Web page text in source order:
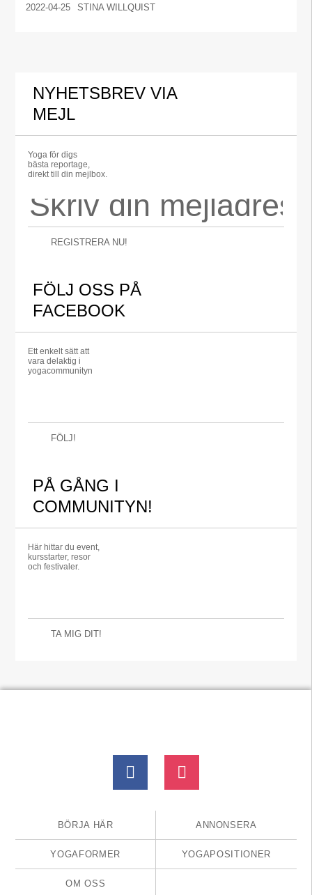
2022-04-25 STINA WILLQUIST
NYHETSBREV VIA
MEJL
Yoga för digs
bästa reportage,
direkt till din mejlbox.
REGISTRERA NU!
FÖLJ OSS PÅ
FACEBOOK
Ett enkelt sätt att
vara delaktig i
yogacommunityn
FÖLJ!
PÅ GÅNG I
COMMUNITYN!
Här hittar du event,
kursstarter, resor
och festivaler.
TA MIG DIT!
BÖRJA HÄR ANNONSERA
YOGAFORMER YOGAPOSITIONER
OM OSS